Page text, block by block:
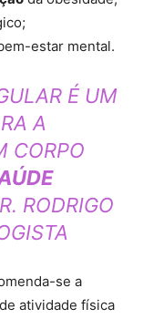
estar mental.
É UM
A
CORPO
RODRIGO
se a
atividade física